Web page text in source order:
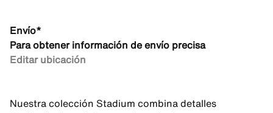
Envío*
Para obtener información de envío precisa
Editar ubicación
Nuestra colección Stadium combina detalles